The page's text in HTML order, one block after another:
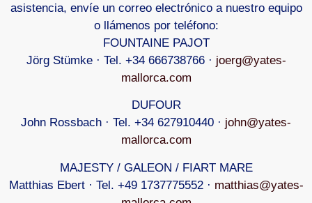
asistencia, envíe un correo electrónico a nuestro equipo
o llámenos por teléfono:
FOUNTAINE PAJOT
Jörg Stümke · Tel. +34 666738766 · joerg@yates-
mallorca.com
DUFOUR
John Rossbach · Tel. +34 627910440 · john@yates-
mallorca.com
MAJESTY / GALEON / FIART MARE
Matthias Ebert · Tel. +49 1737775552 · matthias@yates-